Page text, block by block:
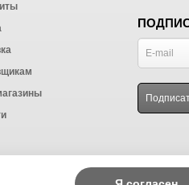
конфиденциальности